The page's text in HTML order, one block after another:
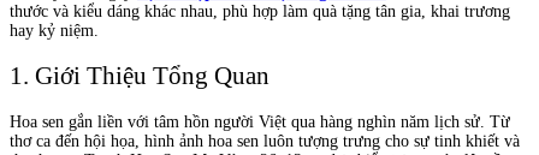
thước và kiểu dáng khác nhau, phù hợp làm quà tặng tân gia, khai trương
hay kỷ niệm.
1. Giới Thiệu Tổng Quan
Hoa sen gắn liền với tâm hồn người Việt qua hàng nghìn năm lịch sử. Từ
thơ ca đến hội họa, hình ảnh hoa sen luôn tượng trưng cho sự tinh khiết và